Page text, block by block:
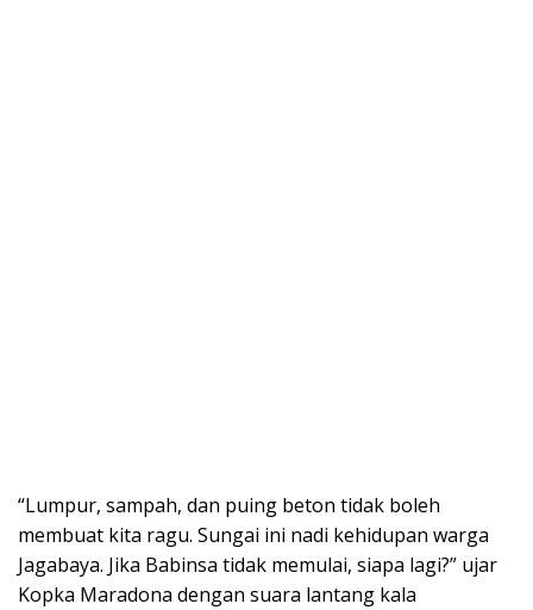
“Lumpur, sampah, dan puing beton tidak boleh
membuat kita ragu. Sungai ini nadi kehidupan warga
Jagabaya. Jika Babinsa tidak memulai, siapa lagi?” ujar
Kopka Maradona dengan suara lantang kala